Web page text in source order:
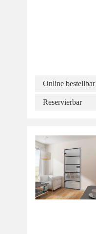
Online bestellbar
Reservierbar